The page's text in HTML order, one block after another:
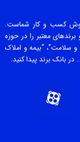
کسب و کار شماست.
معتبر را در حوزه
سلامت”، “بیمه و املاک
بانک برند پیدا کنید.